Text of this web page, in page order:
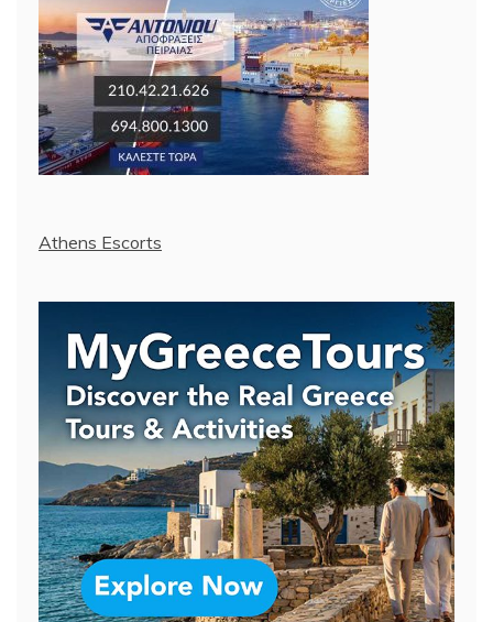
Athens Escorts